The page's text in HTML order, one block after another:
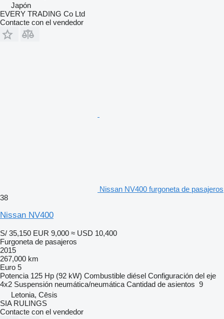
Japón
EVERY TRADING Co Ltd
Contacte con el vendedor
Nissan NV400 furgoneta de pasajeros
38
Nissan NV400
S/ 35,150 EUR 9,000 ≈ USD 10,400
Furgoneta de pasajeros
2015
267,000 km
Euro 5
Potencia 125 Hp (92 kW) Combustible diésel Configuración del eje
4x2 Suspensión neumática/neumática Cantidad de asientos 9
Letonia, Cēsis
SIA RULINGS
Contacte con el vendedor